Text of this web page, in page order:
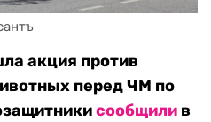
акция против
перед ЧМ по
сообщили в